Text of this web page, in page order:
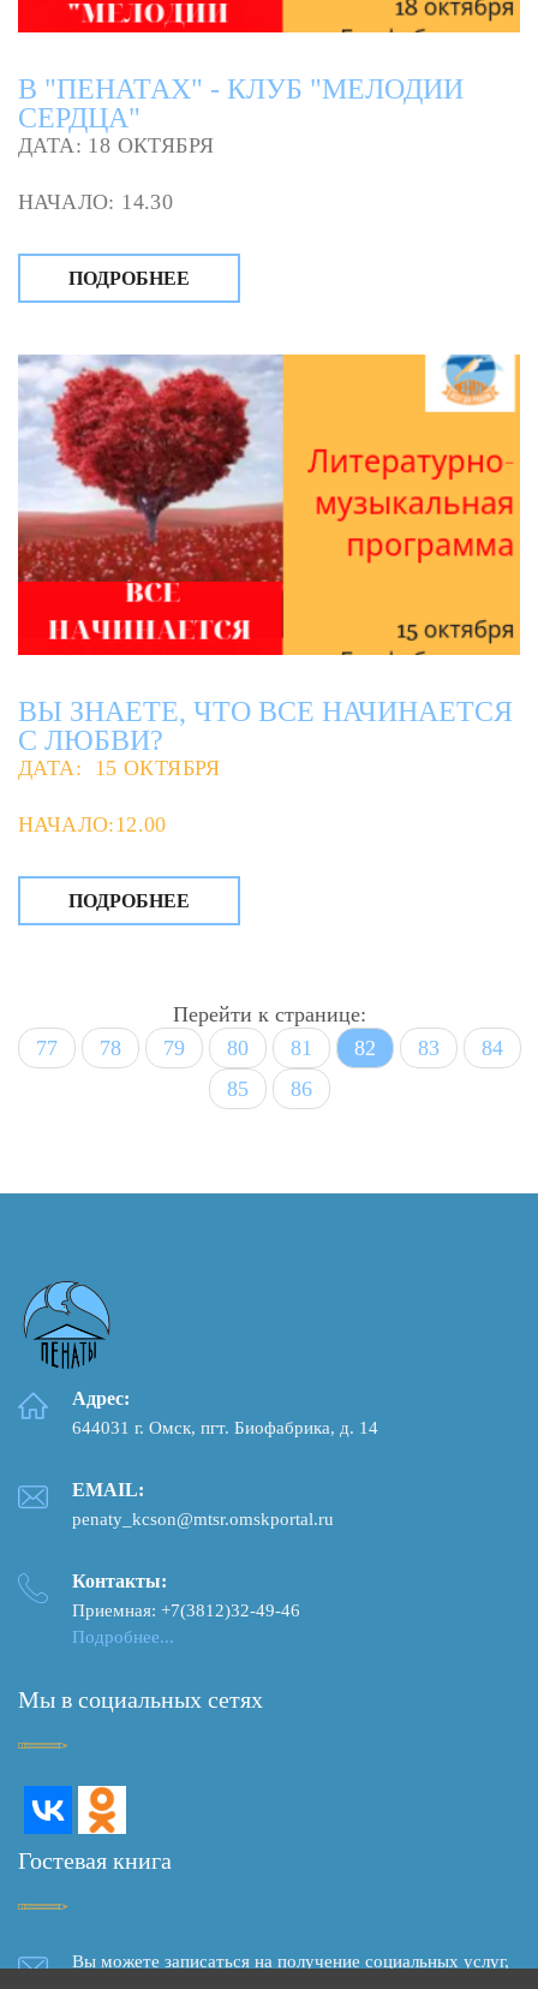
В "ПЕНАТАХ" - КЛУБ "МЕЛОДИИ
СЕРДЦА"
ДАТА: 18 ОКТЯБРЯ
НАЧАЛО: 14.30
ПОДРОБНЕЕ
ВЫ ЗНАЕТЕ, ЧТО ВСЕ НАЧИНАЕТСЯ
С ЛЮБВИ?
ДАТА: 15 ОКТЯБРЯ
НАЧАЛО:12.00
ПОДРОБНЕЕ
Перейти к странице:
77
78 79 80 81 82 83
84
85
86
Адрес:
644031 г. Омск, пгт. Биофабрика, д. 14
EMAIL:
penaty_kcson@mtsr.omskportal.ru
Контакты:
Приемная: +7(3812)32-49-46
Подробнее...
Мы в социальных сетях
Гостевая книга
Вы можете записаться на получение социальных услуг,